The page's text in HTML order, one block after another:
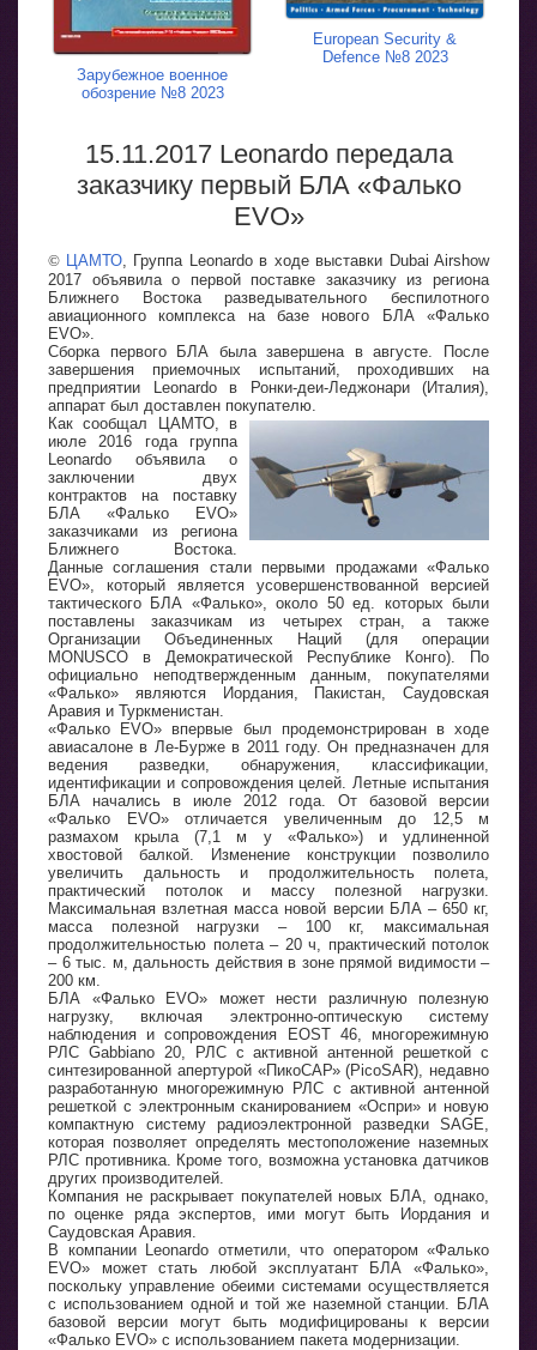
Зарубежное военное
обозрение №8 2023
European Security &
Defence №8 2023
15.11.2017 Leonardo передала
заказчику первый БЛА «Фалько
EVO»
© ЦАМТО, Группа Leonardo в ходе выставки Dubai Airshow
2017 объявила о первой поставке заказчику из региона
Ближнего Востока разведывательного беспилотного
авиационного комплекса на базе нового БЛА «Фалько
EVO».
Сборка первого БЛА была завершена в августе. После
завершения приемочных испытаний, проходивших на
предприятии Leonardo в Ронки-деи-Леджонари (Италия),
аппарат был доставлен покупателю.
Как сообщал ЦАМТО, в
июле 2016 года группа
Leonardo объявила о
заключении двух
контрактов на поставку
БЛА «Фалько EVO»
заказчиками из региона
Ближнего Востока.
Данные соглашения стали первыми продажами «Фалько
EVO», который является усовершенствованной версией
тактического БЛА «Фалько», около 50 ед. которых были
поставлены заказчикам из четырех стран, а также
Организации Объединенных Наций (для операции
MONUSCO в Демократической Республике Конго). По
официально неподтвержденным данным, покупателями
«Фалько» являются Иордания, Пакистан, Саудовская
Аравия и Туркменистан.
«Фалько EVO» впервые был продемонстрирован в ходе
авиасалоне в Ле-Бурже в 2011 году. Он предназначен для
ведения разведки, обнаружения, классификации,
идентификации и сопровождения целей. Летные испытания
БЛА начались в июле 2012 года. От базовой версии
«Фалько EVO» отличается увеличенным до 12,5 м
размахом крыла (7,1 м у «Фалько») и удлиненной
хвостовой балкой. Изменение конструкции позволило
увеличить дальность и продолжительность полета,
практический потолок и массу полезной нагрузки.
Максимальная взлетная масса новой версии БЛА – 650 кг,
масса полезной нагрузки – 100 кг, максимальная
продолжительностью полета – 20 ч, практический потолок
– 6 тыс. м, дальность действия в зоне прямой видимости –
200 км.
БЛА «Фалько EVO» может нести различную полезную
нагрузку, включая электронно-оптическую систему
наблюдения и сопровождения EOST 46, многорежимную
РЛС Gabbiano 20, РЛС с активной антенной решеткой с
синтезированной апертурой «ПикоСАР» (PicoSAR), недавно
разработанную многорежимную РЛС с активной антенной
решеткой с электронным сканированием «Оспри» и новую
компактную систему радиоэлектронной разведки SAGE,
которая позволяет определять местоположение наземных
РЛС противника. Кроме того, возможна установка датчиков
других производителей.
Компания не раскрывает покупателей новых БЛА, однако,
по оценке ряда экспертов, ими могут быть Иордания и
Саудовская Аравия.
В компании Leonardo отметили, что оператором «Фалько
EVO» может стать любой эксплуатант БЛА «Фалько»,
поскольку управление обеими системами осуществляется
с использованием одной и той же наземной станции. БЛА
базовой версии могут быть модифицированы к версии
«Фалько EVO» с использованием пакета модернизации.